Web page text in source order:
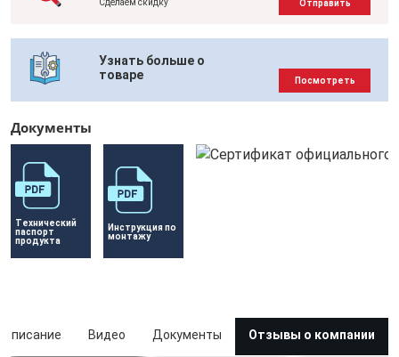
Отправить
Узнать больше о
товаре
Посмотреть
Документы
Технический
паспорт
продукта
Инструкция по
монтажу
Описание Видео Документы Отзывы о компании